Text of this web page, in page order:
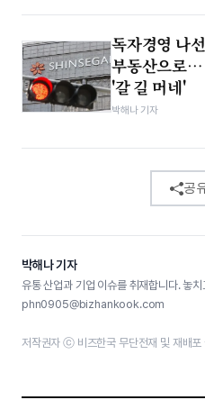
독자경영 나
부동산으로…
'갈 길 머네'
박해나 기자
공
박해나 기자
유통 산업과 기업 이슈를 취재합니다. 놓
phn0905@bizhankook.com
저작권자 ⓒ 비즈한국 무단전재 및 재배포